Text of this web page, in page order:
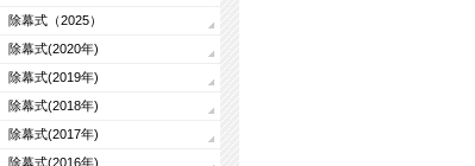
除幕式（2025）
除幕式(2020年)
除幕式(2019年)
除幕式(2018年)
除幕式(2017年)
除幕式(2016年)